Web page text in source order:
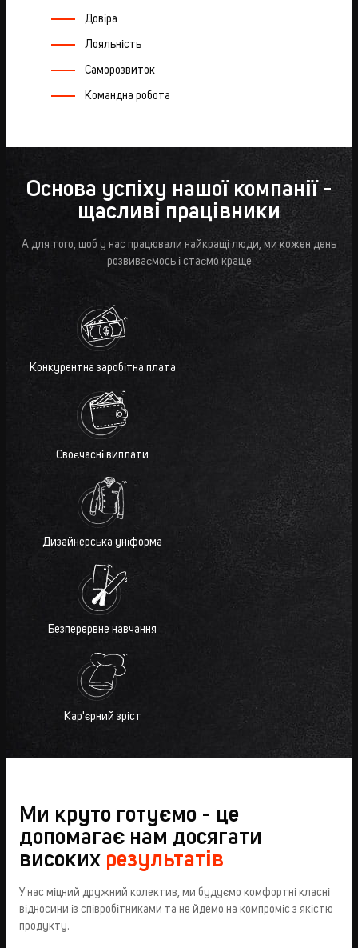
Довіра
Лояльність
Саморозвиток
Командна робота
Основа успіху нашої компанії -
щасливі працівники
А для того, щоб у нас працювали найкращі люди, ми кожен день
розвиваємось і стаємо краще
Конкурентна заробітна плата
Своєчасні виплати
Дизайнерська уніформа
Безперервне навчання
Кар'єрний зріст
Ми круто готуємо - це
допомагає нам досягати
високих результатів
У нас міцний дружний колектив, ми будуємо комфортні класні
відносини із співробітниками та не йдемо на компроміс з якістю
продукту.